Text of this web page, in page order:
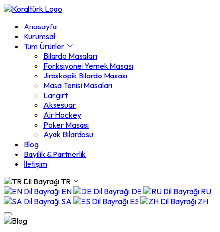
Anasayfa
Kurumsal
Tüm Ürünler
Bilardo Masaları
Fonksiyonel Yemek Masası
Jiroskopik Bilardo Masası
Masa Tenisi Masaları
Langırt
Aksesuar
Air Hockey
Poker Masası
Ayak Bilardosu
Blog
Bayilik & Partnerlik
İletişim
TR
EN
DE
RU
SA
ES ZH